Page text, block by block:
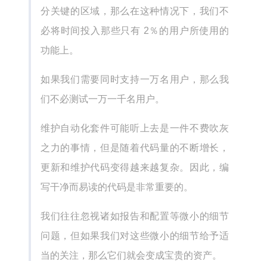
分关键的区域，那么在这种情况下，我们不
必将时间投入那些只有 2％的用户所使用的
功能上。
如果我们需要同时支持一万名用户，那么我
们不必测试一万一千名用户。
维护自动化套件可能听上去是一件不费吹灰
之力的事情，但是随着代码量的不断增长，
更新和维护代码变得越来越复杂。因此，编
写干净而易读的代码是非常重要的。
我们往往忽视诸如报告和配置等微小的细节
问题，但如果我们对这些微小的细节给予适
当的关注，那么它们就会变成宝贵的资产。